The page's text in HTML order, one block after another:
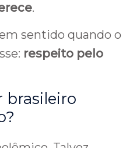
.
sentido quando o
respeito pelo
brasileiro